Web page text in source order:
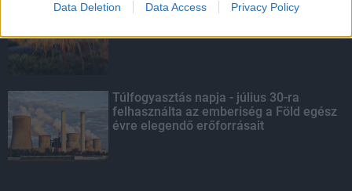
Data Deletion Data Access Privacy Policy
Agrometeorológia: ismét lendületet
Túlfogyasztás napja - július 30-ra
felhasználta az emberiség a Föld egész
évre elegendő erőforrásait